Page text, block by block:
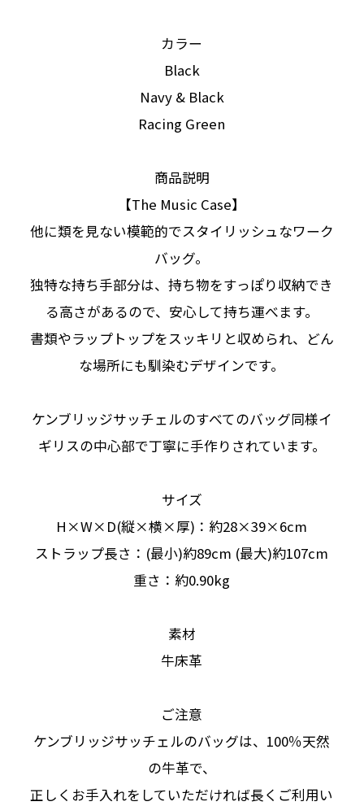
カラー
Black
Navy & Black
Racing Green
商品説明
【The Music Case】
他に類を見ない模範的でスタイリッシュなワーク
バッグ。
独特な持ち手部分は、持ち物をすっぽり収納でき
る高さがあるので、安心して持ち運べます。
書類やラップトップをスッキリと収められ、どん
な場所にも馴染むデザインです。
ケンブリッジサッチェルのすべてのバッグ同様イ
ギリスの中心部で丁寧に手作りされています。
サイズ
H×W×D(縦×横×厚)：約28×39×6cm
ストラップ長さ：(最小)約89cm (最大)約107cm
重さ：約0.90kg
素材
牛床革
ご注意
ケンブリッジサッチェルのバッグは、100％天然
の牛革で、
正しくお手入れをしていただければ長くご利用い